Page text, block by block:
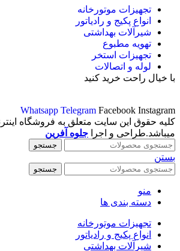
تجهیزات موتورخانه
انواع پکیج و رادیاتور
شیرآلات بهداشتی
تهویه مطبوع
تجهیزات استخر
لوله و اتصالات
با خیال راحت خرید کنید
Whatsapp Telegram Facebook Instagram
کلیه حقوق این سایت متعلق به فروشگاه
میباشد.طراحی و اجرا جلوه آفرین
جستجو
بستن
جستجو
منو
دسته بندی ها
تجهیزات موتورخانه
انواع پکیج و رادیاتور
شیرآلات بهداشتی